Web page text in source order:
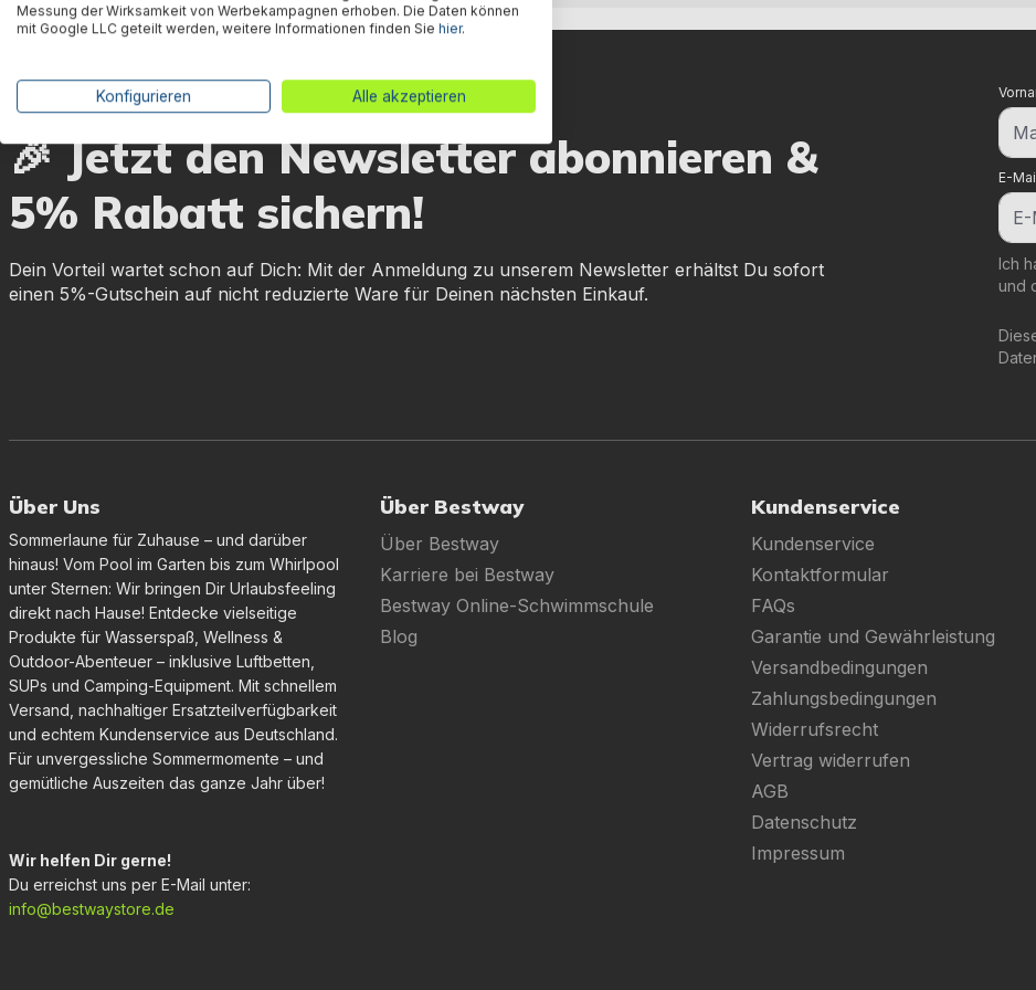
🎉 Jetzt den Newsletter abonnieren &
5% Rabatt sichern!
Dein Vorteil wartet schon auf Dich: Mit der Anmeldung zu unserem Newsletter erhältst Du sofort
einen 5%-Gutschein auf nicht reduzierte Ware für Deinen nächsten Einkauf.
E-
Ich
und
Über Uns
Sommerlaune für Zuhause – und darüber
hinaus! Vom Pool im Garten bis zum Whirlpool
unter Sternen: Wir bringen Dir Urlaubsfeeling
direkt nach Hause! Entdecke vielseitige
Produkte für Wasserspaß, Wellness &
Outdoor-Abenteuer – inklusive Luftbetten,
SUPs und Camping-Equipment. Mit schnellem
Versand, nachhaltiger Ersatzteilverfügbarkeit
und echtem Kundenservice aus Deutschland.
Für unvergessliche Sommermomente – und
gemütliche Auszeiten das ganze Jahr über!
Wir helfen Dir gerne!
Du erreichst uns per E-Mail unter:
info@bestwaystore.de
Über Bestway
Über Bestway
Karriere bei Bestway
Bestway Online-Schwimmschule
Blog
Kundenservice
Kundenservice
Kontaktformular
FAQs
Garantie und Gewährleistung
Versandbedingungen
Zahlungsbedingungen
Widerrufsrecht
Vertrag widerrufen
AGB
Datenschutz
Impressum
Messung der Wirksamkeit von Werbekampagnen erhoben. Die Daten können
mit Google LLC geteilt werden, weitere Informationen finden Sie hier.
Konfigurieren Alle akzeptieren